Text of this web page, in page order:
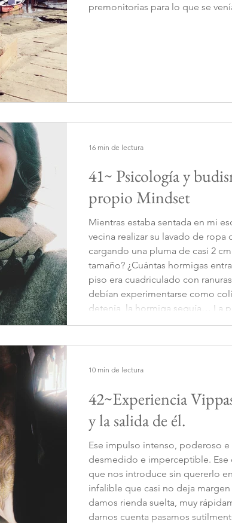
premonitorias para lo que se
41~ Psicología y
propio Mindset
Mientras estaba sentada en mi
vecina realizar su lavado de ropa
cargando una pluma de casi 2 cm y medio.
tamaño? ¿Cuántas hormigas
piso era cuadriculado con
debían experimentarse como
detenía, la hormiga seguía… La
profundamente para ambos
16 min de lectura
42~Experiencia
y la salida de él.
Ese impulso intenso, poderoso
desmedido e imperceptible. Ese
que nos introduce sin quererlo
infalible que casi no deja
damos rienda suelta, muy
darnos cuenta pasamos
10 min de lectura